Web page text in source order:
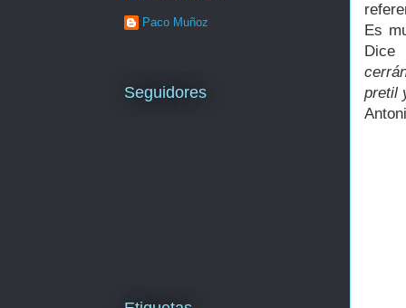
Es
Dice
pretil
Paco Muñoz
Seguidores